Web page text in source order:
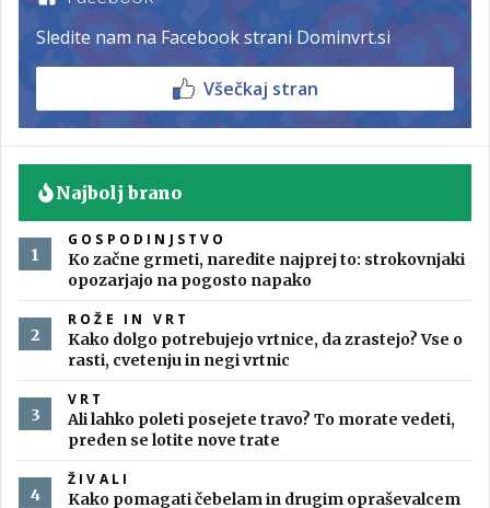
Sledite nam na Facebook strani Dominvrt.si
Všečkaj stran
Najbolj brano
GOSPODINJSTVO
Ko začne grmeti, naredite najprej to: strokovnjaki
opozarjajo na pogosto napako
ROŽE IN VRT
Kako dolgo potrebujejo vrtnice, da zrastejo? Vse o
rasti, cvetenju in negi vrtnic
VRT
Ali lahko poleti posejete travo? To morate vedeti,
preden se lotite nove trate
ŽIVALI
Kako pomagati čebelam in drugim opraševalcem